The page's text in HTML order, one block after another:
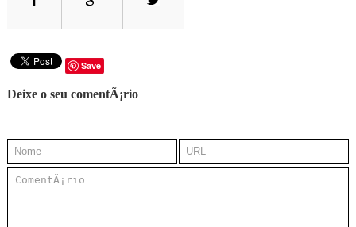
Save
Deixe o seu comentÃ¡rio